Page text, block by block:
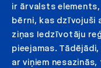
ir ārvalsts
bērni, kas dzīvojuši
ziņas Iedzīvotāju
pieejamas.
ar viņiem